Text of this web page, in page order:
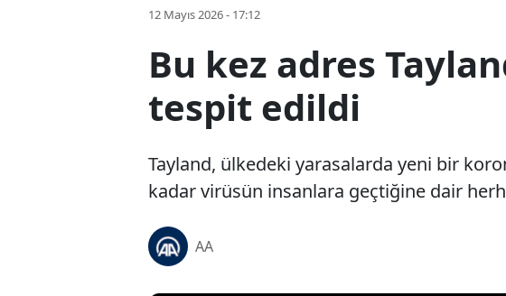
12 Mayıs 2026 - 17:12
Bu kez adres
tespit edildi
Tayland, ülkedeki yarasalarda yeni bir
kadar virüsün insanlara geçtiğine dair
AA